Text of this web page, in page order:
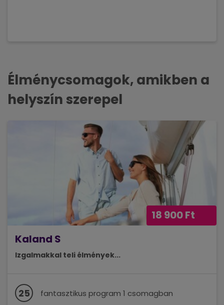
Élménycsomagok, amikben a
helyszín szerepel
18 900 Ft
Kaland S
Izgalmakkal teli élmények...
25 fantasztikus program 1 csomagban